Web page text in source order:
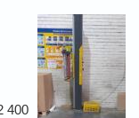
400